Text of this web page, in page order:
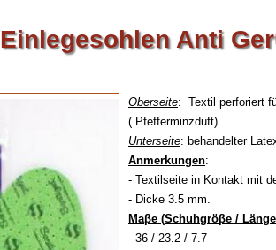
Einlegesohlen Anti
Oberseite: Textil perforiert
( Pfefferminzduft).
Unterseite: behandelter
Anmerkungen:
- Textilseite in Kontakt mit
- Dicke 3.5 mm.
Maβe (Schuhgröβe /
- 36 / 23.2 / 7.7